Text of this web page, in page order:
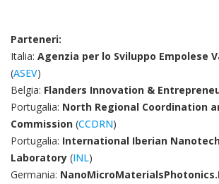
Parteneri:
Italia: Agenzia per lo Sviluppo Empolese
(ASEV)
Belgia: Flanders Innovation &
Portugalia: North Regional Coordination
Commission (CCDRN)
Portugalia: International Iberian
Laboratory (INL)
Germania: